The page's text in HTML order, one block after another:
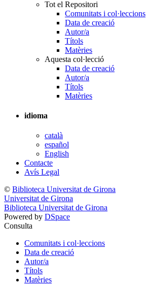
Tot el Repositori
Comunitats i col·leccions
Data de creació
Autor/a
Títols
Matèries
Aquesta col·lecció
Data de creació
Autor/a
Títols
Matèries
idioma
català
español
English
Contacte
Avís Legal
© Biblioteca Universitat de Girona
Universitat de Girona
Biblioteca Universitat de Girona
Powered by DSpace
Consulta
Comunitats i col·leccions
Data de creació
Autor/a
Títols
Matèries